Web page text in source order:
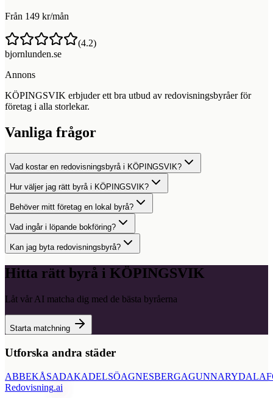
Från 149 kr/mån
(4.2)
bjornlunden.se
Annons
KÖPINGSVIK erbjuder ett bra utbud av redovisningsbyråer för
företag i alla storlekar.
Vanliga frågor
Vad kostar en redovisningsbyrå i KÖPINGSVIK?
Hur väljer jag rätt byrå i KÖPINGSVIK?
Behöver mitt företag en lokal byrå?
Vad ingår i löpande bokföring?
Kan jag byta redovisningsbyrå?
Hitta rätt byrå i KÖPINGSVIK
Låt vår AI matcha dig med de bästa byråerna
Starta matchning
Utforska andra städer
ABBEKÅSADAKADELSÖAGNESBERGAGUNNARYD
Redovisning.ai